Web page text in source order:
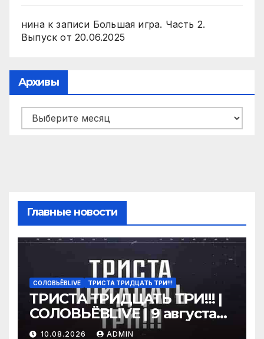
нинак записи Большая игра. Часть 2.
Выпуск от 20.06.2025
Архивы
Архивы
Главные новости
СОЛОВЬЁВLIVE ТРИСТА ТРИДЦАТЬ ТРИ!!!
ТРИСТА ТРИДЦАТЬ ТРИ!!! |
СОЛОВЬЁВLIVE | 9 августа
2026 года
10.08.2026 ADMIN